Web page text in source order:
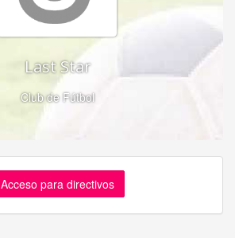
Last Star
Club de Fútbol
Acceso para directivos